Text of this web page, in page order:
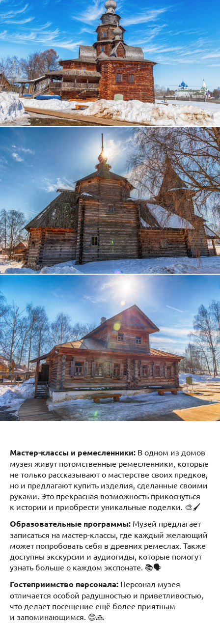
Мастер-классы и ремесленники: В одном из домов
музея живут потомственные ремесленники, которые
не только рассказывают о мастерстве своих предков,
но и предлагают купить изделия, сделанные своими
руками. Это прекрасная возможность прикоснуться
к истории и приобрести уникальные поделки. 🎨🖌️
Образовательные программы: Музей предлагает
записаться на мастер-классы, где каждый желающий
может попробовать себя в древних ремеслах. Также
доступны экскурсии и аудиогиды, которые помогут
узнать больше о каждом экспонате. 📚🗣️
Гостеприимство персонала: Персонал музея
отличается особой радушностью и приветливостью,
что делает посещение ещё более приятным
и запоминающимся. 😊🙏